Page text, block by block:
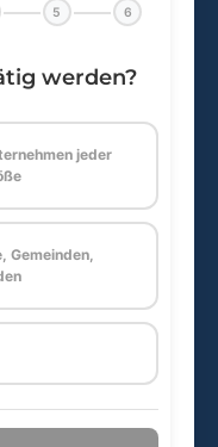
5 6
werden?
jeder
Gemeinden,